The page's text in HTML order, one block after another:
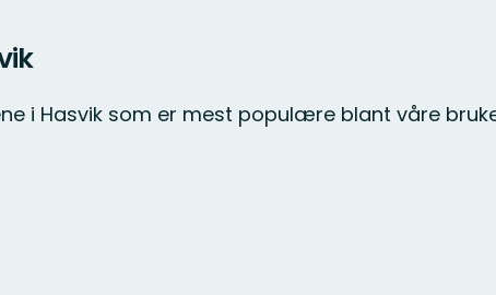
i Hasvik som er mest populære blant våre